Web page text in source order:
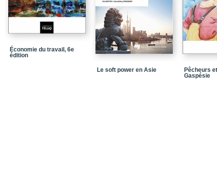
Économie du travail, 6e
édition
Le soft power en Asie
Pêcheurs
Gaspésie